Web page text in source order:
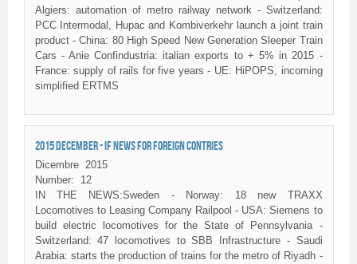
Algiers: automation of metro railway network - Switzerland:
PCC Intermodal, Hupac and Kombiverkehr launch a joint train
product - China: 80 High Speed New Generation Sleeper Train
Cars - Anie Confindustria: italian exports to + 5% in 2015 -
France: supply of rails for five years - UE: HiPOPS, incoming
simplified ERTMS
2015 DECEMBER - IF NEWS FOR FOREIGN CONTRIES
Dicembre 2015
Number:
12
IN THE NEWS:Sweden - Norway: 18 new TRAXX
Locomotives to Leasing Company Railpool - USA: Siemens to
build electric locomotives for the State of Pennsylvania -
Switzerland: 47 locomotives toSBB Infrastructure - Saudi
Arabia: starts the production of trains for the metro of Riyadh -